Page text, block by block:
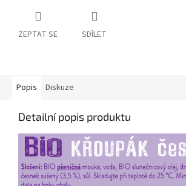
ZEPTAT SE SDÍLET
Popis Diskuze
Detailní popis produktu